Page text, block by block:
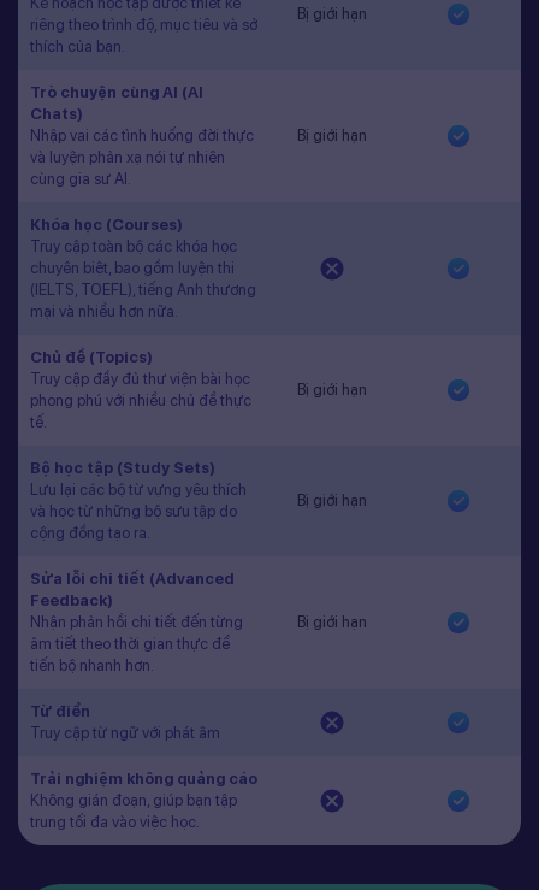
riêng theo trình độ, mục tiêu và sở
thích của bạn.
Bị giới hạn
Trò chuyện cùng AI (AI
Chats)
Nhập vai các tình huống đời thực
và luyện phản xạ nói tự nhiên
cùng gia sư AI.
Bị giới hạn
Khóa học (Courses)
Truy cập toàn bộ các khóa học
chuyên biệt, bao gồm luyện thi
(IELTS, TOEFL), tiếng Anh thương
mại và nhiều hơn nữa.
Chủ đề (Topics)
Truy cập đầy đủ thư viện bài học
phong phú với nhiều chủ đề thực
tế.
Bị giới hạn
Bộ học tập (Study Sets)
Lưu lại các bộ từ vựng yêu thích
và học từ những bộ sưu tập do
cộng đồng tạo ra.
Bị giới hạn
Sửa lỗi chi tiết (Advanced
Feedback)
Nhận phản hồi chi tiết đến từng
âm tiết theo thời gian thực để
tiến bộ nhanh hơn.
Bị giới hạn
Từ điển
Truy cập từ ngữ với phát âm
Trải nghiệm không quảng cáo
Không gián đoạn, giúp bạn tập
trung tối đa vào việc học.